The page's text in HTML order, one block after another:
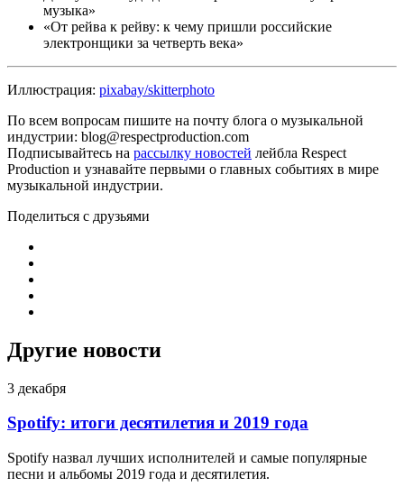
музыка»
«От рейва к рейву: к чему пришли российские
электронщики за четверть века»
Иллюстрация: pixabay/skitterphoto
По всем вопросам пишите на почту блога о музыкальной
индустрии: blog@respectproduction.com
Подписывайтесь на рассылку новостей лейбла Respect
Production и узнавайте первыми о главных событиях в мире
музыкальной индустрии.
Поделиться с друзьями
Другие новости
3 декабря
Spotify: итоги десятилетия и 2019 года
Spotify назвал лучших исполнителей и самые популярные
песни и альбомы 2019 года и десятилетия.